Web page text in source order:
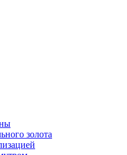
золота